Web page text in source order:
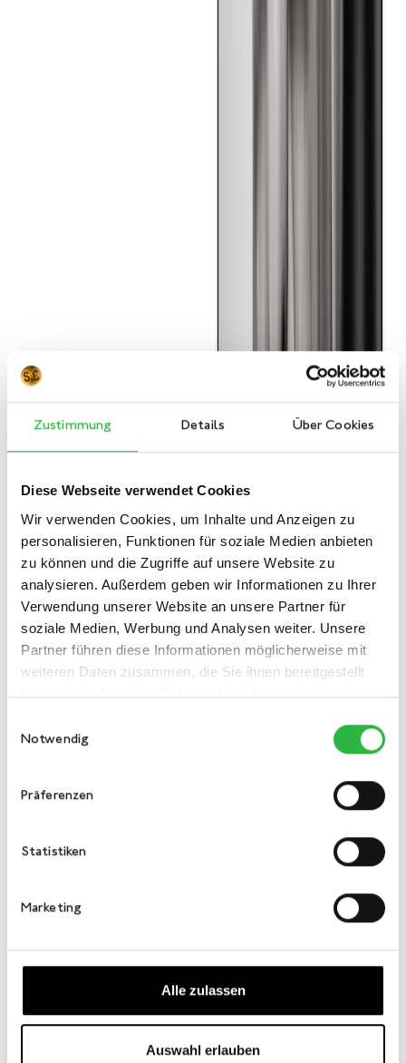
Zustimmung Details Über Cookies
Diese Webseite verwendet Cookies
Wir verwenden Cookies, um Inhalte und Anzeigen zu
personalisieren, Funktionen für soziale Medien anbieten
zu können und die Zugriffe auf unsere Website zu
analysieren. Außerdem geben wir Informationen zu Ihrer
Verwendung unserer Website an unsere Partner für
soziale Medien, Werbung und Analysen weiter. Unsere
Partner führen diese Informationen möglicherweise mit
weiteren Daten zusammen, die Sie ihnen bereitgestellt
haben oder die sie im Rahmen Ihrer Nutzung der Dienste
Notwendig
Präferenzen
Statistiken
Marketing
Alle zulassen
Auswahl erlauben